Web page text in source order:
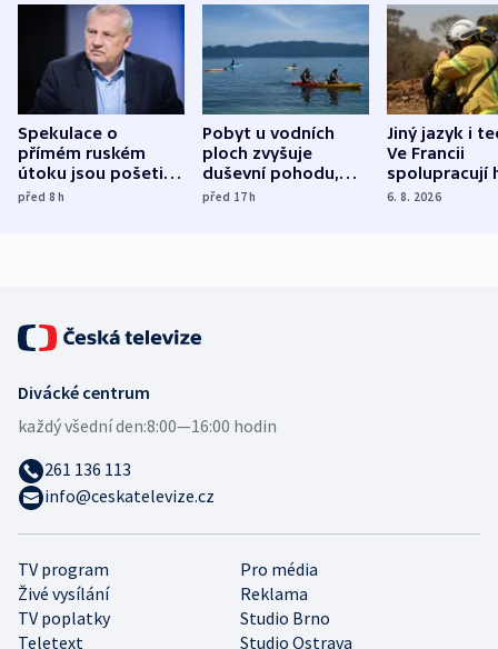
Spekulace o
přímém ruském
útoku jsou pošetilé,
míní estonský
před 8h
Pobyt u vodních
ploch zvyšuje
duševní pohodu,
ukázala
před 17h
Jiný jazyk i
Ve Francii
spolupracují
různých zemí
6. 8. 2026
TV program
Pro média
Živé vysílání
Reklama
TV poplatky
Studio Brno
Teletext
Studio Ostrava
Divácké centrum
každý všední den:8:00—16:00 hodin
261 136 113
info@ceskatelevize.cz